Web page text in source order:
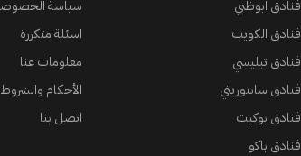
فنادق ابوظبي
فنادق الكويت
فنادق تبليسي
فنادق سانتوريني
فنادق بوكيت
فنادق باكو
سياسة
اسئلة متكررة
معلومات عنا
الأحكام والشروط
اتصل بنا